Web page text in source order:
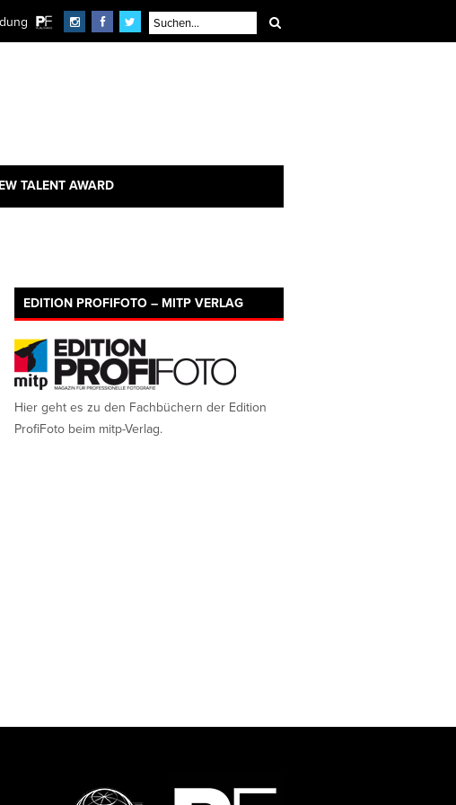
TALENT AWARD
EDITION PROFIFOTO – MITP VERLAG
Hier geht es zu den Fachbüchern der Edition
ProfiFoto beim mitp-Verlag.